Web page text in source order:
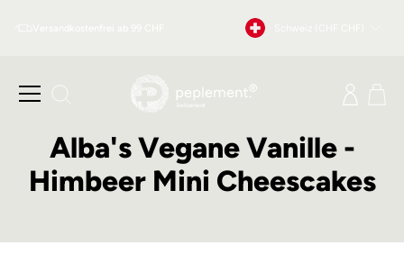
Währung
Seitennavigation
Alba's Vegane Vanille -
Himbeer Mini Cheescakes